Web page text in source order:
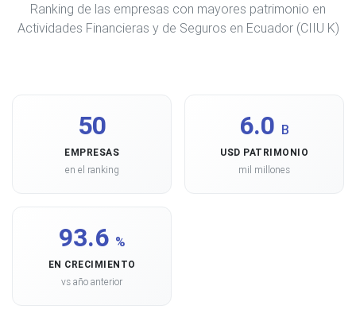
Ranking de las empresas con mayores patrimonio en
Actividades Financieras y de Seguros en Ecuador (CIIU K)
50
EMPRESAS
en el ranking
6.0 B
USD PATRIMONIO
mil millones
93.6 %
EN CRECIMIENTO
vs año anterior